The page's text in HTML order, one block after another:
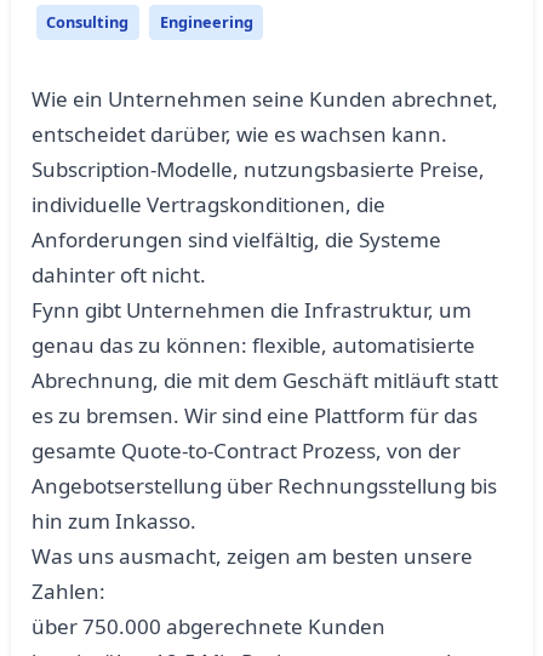
Consulting Engineering
Wie ein Unternehmen seine Kunden abrechnet,
entscheidet darüber, wie es wachsen kann.
Subscription-Modelle, nutzungsbasierte Preise,
individuelle Vertragskonditionen, die
Anforderungen sind vielfältig, die Systeme
dahinter oft nicht.
Fynn gibt Unternehmen die Infrastruktur, um
genau das zu können: flexible, automatisierte
Abrechnung, die mit dem Geschäft mitläuft statt
es zu bremsen. Wir sind eine Plattform für das
gesamte Quote-to-Contract Prozess, von der
Angebotserstellung über Rechnungsstellung bis
hin zum Inkasso.
Was uns ausmacht, zeigen am besten unsere
Zahlen:
über 750.000 abgerechnete Kunden